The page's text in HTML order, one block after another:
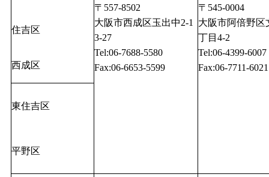
〒557-8502
大阪市西成区玉出中2-1
3-27
Tel:06-7688-5580
Fax:06-6653-5599
〒545-0004
大阪市阿倍野区
丁目4-2
Tel:06-4399-6007
Fax:06-7711-6021
住吉区
西成区
東住吉区
平野区